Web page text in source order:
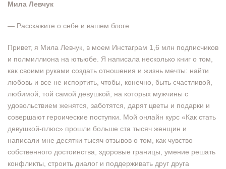
Мила Левчук
— Расскажите о себе и вашем блоге.
Привет, я Мила Левчук, в моем Инстаграм 1,6 млн подписчиков
и полмиллиона на ютьюбе. Я написала несколько книг о том,
как своими руками создать отношения и жизнь мечты: найти
любовь и все не испортить, чтобы, конечно, быть счастливой,
любимой, той самой девушкой, на которых мужчины с
удовольствием женятся, заботятся, дарят цветы и подарки и
совершают героические поступки. Мой онлайн курс «Как стать
девушкой-плюс» прошли больше ста тысяч женщин и
написали мне десятки тысяч отзывов о том, как чувство
собственного достоинства, здоровые границы, умение решать
конфликты, строить диалог и поддерживать друг друга